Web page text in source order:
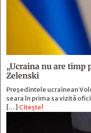
„Ucraina nu are timp
Zelenski
Preşedintele ucrainean
seara în prima sa vizită
[…] Citește!